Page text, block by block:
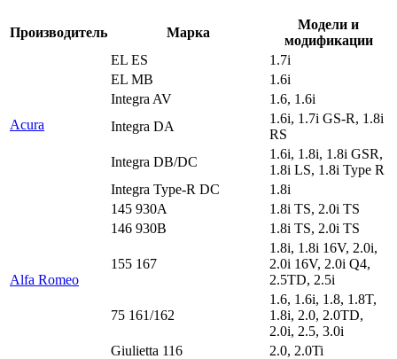
Производитель Марка
Модели и
модификации
Acura
EL ES
1.7i
EL MB
1.6i
Integra AV
1.6, 1.6i
Integra DA
1.6i, 1.7i GS-R, 1.8i
RS
Integra DB/DC
1.6i, 1.8i, 1.8i GSR,
1.8i LS, 1.8i Type R
Integra Type-R DC
1.8i
Alfa Romeo
145 930A
1.8i TS, 2.0i TS
146 930B
1.8i TS, 2.0i TS
155 167
1.8i, 1.8i 16V, 2.0i,
2.0i 16V, 2.0i Q4,
2.5TD, 2.5i
75 161/162
1.6, 1.6i, 1.8, 1.8T,
1.8i, 2.0, 2.0TD,
2.0i, 2.5, 3.0i
Giulietta 116
2.0, 2.0Ti